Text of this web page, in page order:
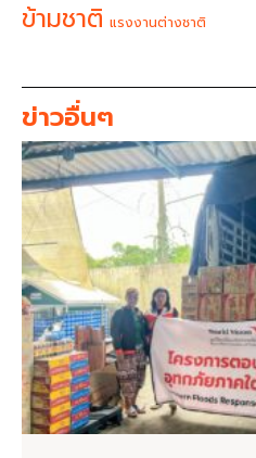
ข้ามชาติ แรงงานต่างชาติ
ข่าวอื่นๆ